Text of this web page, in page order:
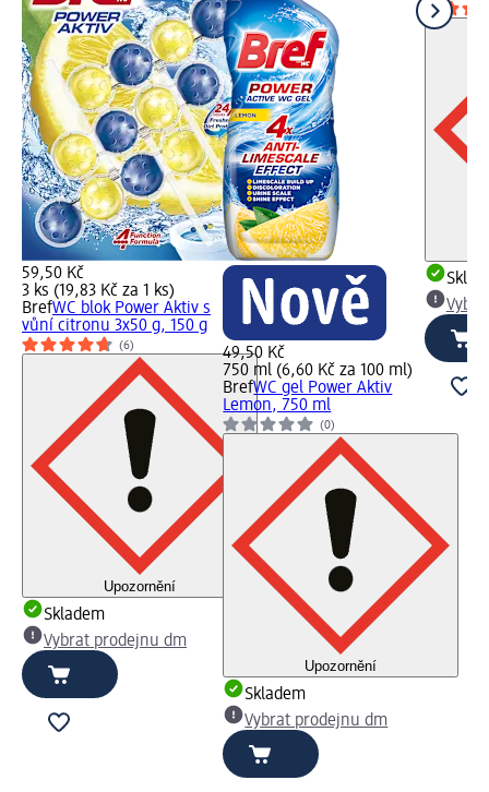
59,50 Kč
3 ks (19,83 Kč za 1 ks)
BrefWC blok Power Aktiv s
vůní citronu 3x50 g, 150 g
(6)
Upozornění
Skladem
Vybrat prodejnu dm
49,50 Kč
750 ml (6,60 Kč za 100 ml)
BrefWC gel Power Aktiv
Lemon, 750 ml
(0)
Upozornění
Skladem
Vybrat prodejnu dm